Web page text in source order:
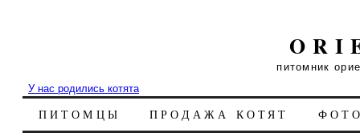
питомник
У нас родились котята
ПИТОМЦЫ ПРОДАЖА КОТЯТ